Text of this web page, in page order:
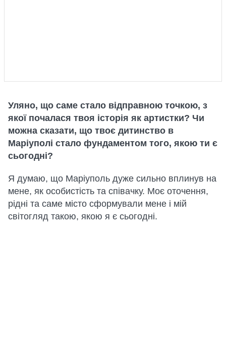
Уляно, що саме стало відправною точкою, з
якої почалася твоя історія як артистки? Чи
можна сказати, що твоє дитинство в
Маріуполі стало фундаментом того, якою ти є
сьогодні?
Я думаю, що Маріуполь дуже сильно вплинув на
мене, як особистість та співачку. Моє оточення,
рідні та саме місто сформували мене і мій
світогляд такою, якою я є сьогодні.